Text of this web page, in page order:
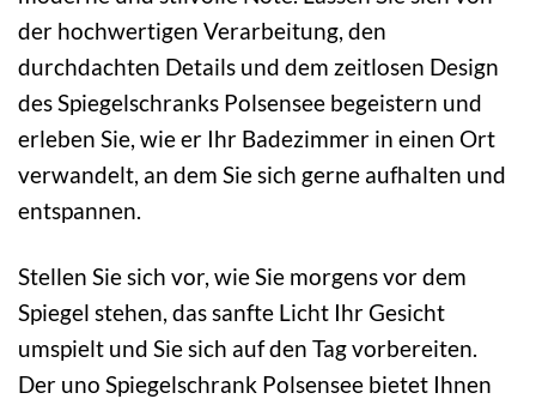
der hochwertigen Verarbeitung, den
durchdachten Details und dem zeitlosen Design
des Spiegelschranks Polsensee begeistern und
erleben Sie, wie er Ihr Badezimmer in einen Ort
verwandelt, an dem Sie sich gerne aufhalten und
entspannen.
Stellen Sie sich vor, wie Sie morgens vor dem
Spiegel stehen, das sanfte Licht Ihr Gesicht
umspielt und Sie sich auf den Tag vorbereiten.
Der uno Spiegelschrank Polsensee bietet Ihnen